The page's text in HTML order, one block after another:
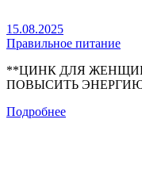
15.08.2025
Правильное питание
**ЦИНК ДЛЯ
ПОВЫСИТЬ
Подробнее